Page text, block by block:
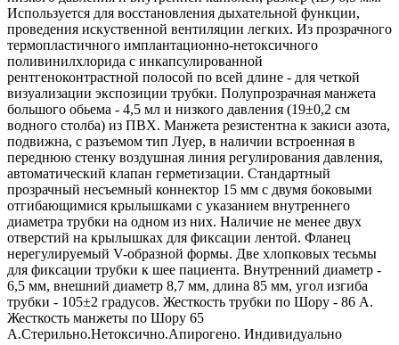
Используется для восстановления дыхательной функции,
проведения искуственной вентиляции легких. Из прозрачного
термопластичного имплантационно-нетоксичного
поливинилхлорида с инкапсулированной
рентгеноконтрастной полосой по всей длине - для четкой
визуализации экспозиции трубки. Полупрозрачная манжета
большого обьема - 4,5 мл и низкого давления (19±0,2 см
водного столба) из ПВХ. Манжета резистентна к закиси азота,
подвижна, с разъемом тип Луер, в наличии встроенная в
переднюю стенку воздушная линия регулирования давления,
автоматический клапан герметизации. Стандартный
прозрачный несъемный коннектор 15 мм с двумя боковыми
отгибающимися крылышками с указанием внутреннего
диаметра трубки на одном из них. Наличие не менее двух
отверстий на крылышках для фиксации лентой. Фланец
нерегулируемый V-образной формы. Две хлопковых тесьмы
для фиксации трубки к шее пациента. Внутренний диаметр -
6,5 мм, внешний диаметр 8,7 мм, длина 85 мм, угол изгиба
трубки - 105±2 градусов. Жесткость трубки по Шору - 86 А.
Жесткость манжеты по Шору 65
А.Стерильно.Нетоксично.Апирогено. Индивидуально